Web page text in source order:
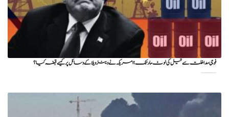
فوجی مداخلت سے تیل کی لوٹ مار تک؛ امریکہ نے وینزویلا کے وسائل پر کیسے قبضہ کیا؟